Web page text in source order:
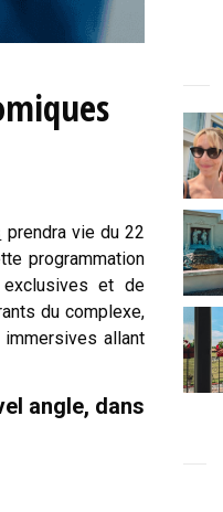
prendra vie du 22
programmation
exclusives et de
du complexe,
immersives allant
angle, dans